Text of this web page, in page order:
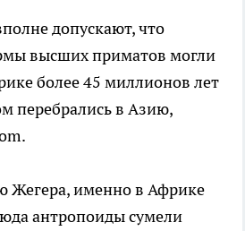
допускают, что
высших приматов могли
более 45 миллионов лет
перебрались в Азию,
Жегера, именно в Африке
антропоиды сумели